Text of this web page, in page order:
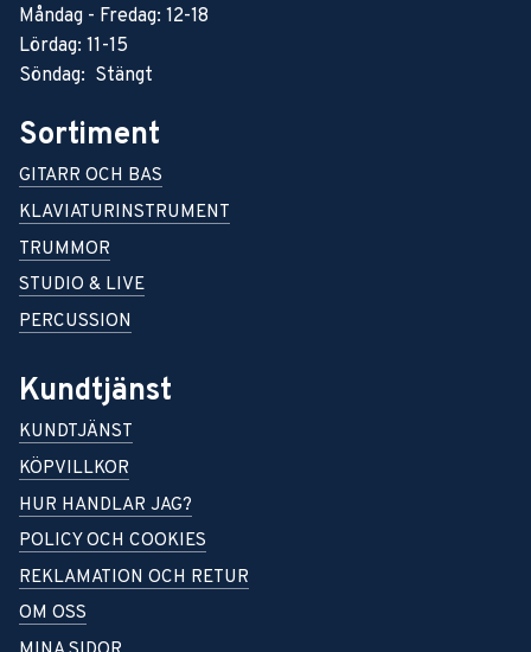
Måndag - Fredag: 12-18
Lördag: 11-15
Söndag: Stängt
Sortiment
GITARR OCH BAS
KLAVIATURINSTRUMENT
TRUMMOR
STUDIO & LIVE
PERCUSSION
Kundtjänst
KUNDTJÄNST
KÖPVILLKOR
HUR HANDLAR JAG?
POLICY OCH COOKIES
REKLAMATION OCH RETUR
OM OSS